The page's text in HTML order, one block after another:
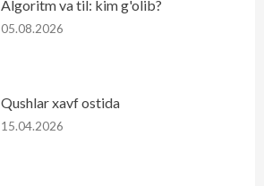
Algoritm va til: kim g'olib?
05.08.2026
Qushlar xavf ostida
15.04.2026